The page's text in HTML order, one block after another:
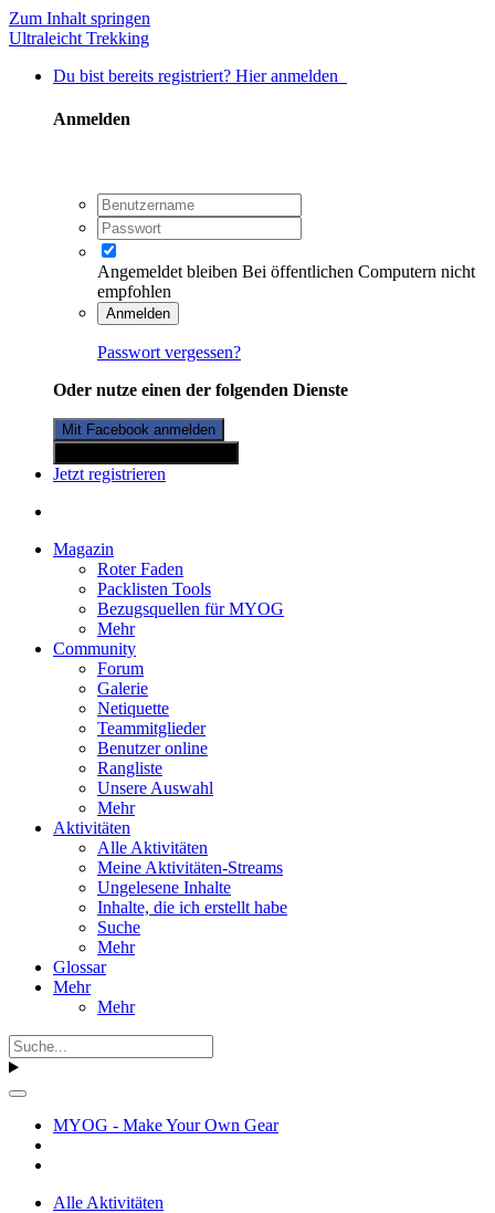
Zum Inhalt springen
Ultraleicht Trekking
Du bist bereits registriert? Hier anmelden
Anmelden
Angemeldet bleiben Bei öffentlichen Computern nicht
empfohlen
Anmelden
Passwort vergessen?
Oder nutze einen der folgenden Dienste
Mit Facebook anmelden
Jetzt registrieren
Magazin
Roter Faden
Packlisten Tools
Bezugsquellen für MYOG
Mehr
Community
Forum
Galerie
Netiquette
Teammitglieder
Benutzer online
Rangliste
Unsere Auswahl
Mehr
Aktivitäten
Alle Aktivitäten
Meine Aktivitäten-Streams
Ungelesene Inhalte
Inhalte, die ich erstellt habe
Suche
Mehr
Glossar
Mehr
Mehr
MYOG - Make Your Own Gear
Alle Aktivitäten